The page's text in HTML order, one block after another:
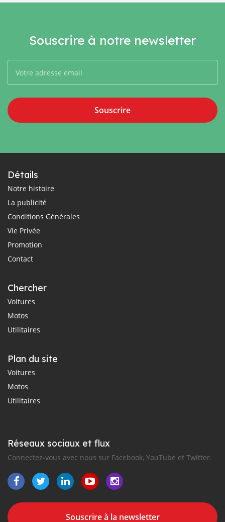
Souscrire à notre newsletter
Souscrire
Détails
Notre histoire
La publicité
Conditions Générales
Vie Privée
Promotion
Contact
Chercher
Voitures
Motos
Utilitaires
Plan du site
Voitures
Motos
Utilitaires
Réseaux sociaux et flux
Connectez-vous avec nous sur Facebook, YouTube et Twitter.
Souscrire à la newsletter